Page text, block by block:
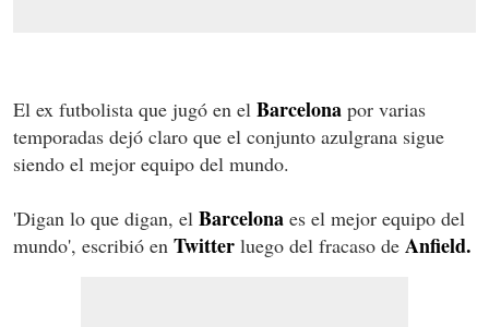
El ex futbolista que jugó en el Barcelona por varias
temporadas dejó claro que el conjunto azulgrana sigue
siendo el mejor equipo del mundo.
'Digan lo que digan, el Barcelona es el mejor equipo del
mundo', escribió en Twitter luego del fracaso de Anfield.